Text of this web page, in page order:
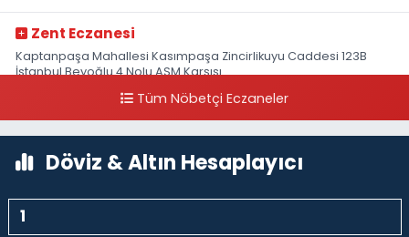
Zent Eczanesi
Kaptanpaşa Mahallesi Kasımpaşa Zincirlikuyu Caddesi 123B
İstanbul Beyoğlu 4 Nolu ASM Karşısı
0 (212) 297 96 92 Yol Tarifi Al
Tüm Nöbetçi Eczaneler
Döviz & Altın Hesaplayıcı